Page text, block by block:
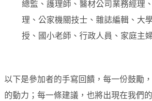
總監、護理師、醫材公司業務經理
理、公家機關技士、雜誌編輯、大
授、國小老師、行政人員、家庭主
以下是參加者的手寫回饋，每一份鼓勵
的動力；每一條建議，也將出現在我們